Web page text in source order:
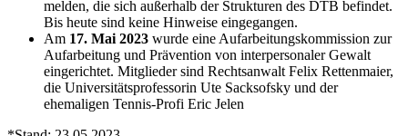
melden, die sich außerhalb der Strukturen des DTB befindet.
Bis heute sind keine Hinweise eingegangen.
Am 17. Mai 2023 wurde eine Aufarbeitungskommission zur
Aufarbeitung und Prävention von interpersonaler Gewalt
eingerichtet. Mitglieder sind Rechtsanwalt Felix Rettenmaier,
die Universitätsprofessorin Ute Sacksofsky und der
ehemaligen Tennis-Profi Eric Jelen